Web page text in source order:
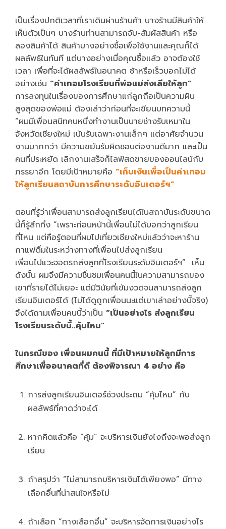
เป็นเรื่องปกติเวลาที่เราเดินผ่านร้านค้า บางร้านมีสินค้าให้
เห็นตัวเป็นๆ บางร้านท่านสามารถจับ-สัมผัสสินค้า หรือ
ลองสินค้าได้ สินค้าบางอย่างซื้อเพื่อใช้งานและคุณก็ได้
ผลลัพธ์ในทันที แต่บางอย่างเมื่อคุณซื้อแล้ว อาจต้องใช้
เวลา เพื่อที่จะได้ผลลัพธ์ในอนาคต ช้าหรือเร็วบอกไม่ได้
อย่างเช่น “ค่าเทอมโรงเรียนที่พ่อแม่ส่งเสียให้ลูก”
การลงทุนในเรื่องของการศึกษาแก่ลูกถือเป็นความฝัน
สูงสุดของพ่อแม่ ต้องเล่าว่าก่อนที่จะเขียนบทความนี้
“ผมมีเพื่อนสนิทคนหนึ่งทำงานเป็นนายช่างรับเหมาใน
จังหวัดเชียงใหม่ เน้นรับเฉพาะงานเล็กๆ แต่อาศัยจำนวน
งานมากกว่า มีความขยันรับผิดชอบต่องานดีมาก และเป็น
คนที่ประหยัด เลิกงานเสร็จก็ไลฟ์สดขายของออนไลน์กับ
ภรรยาอีก โดยมีเป้าหมายคือ “เก็บเงินเพื่อเป็นค่าเทอม
ให้ลูกเรียนสถาบันการศึกษาระดับอินเตอร์ฯ”
ตอนที่รู้ว่าเพื่อนสามารถส่งลูกเรียนได้ในสถาบันระดับขนาด
นี้ก็รู้สึกทึ่ง “เพราะก่อนหน้านี้เพื่อนไม่ได้บอกว่าลูกเรียน
ที่ไหน แต่คือรู้ตอนที่ผมไปเที่ยวเชียงใหม่แล้วว่าจะหาร้าน
กาแฟดื่มในระหว่างทางที่เพื่อนไปส่งลูกเรียน
เพื่อนไปแวะจอดรถส่งลูกที่โรงเรียนระดับอินเตอร์ฯ” เห็น
ดังนั้น ผมจึงมีความชื่นชมเพื่อนคนนี้ในความสามารถของ
เขาที่รายได้ไม่เยอะ แต่มีวินัยที่เข้มงวดจนสามารถส่งลูก
เรียนอินเตอร์ได้ (ไม่ได้ดูถูกเพื่อนนะแต่เขาเล่าอย่างนี้จริง)
จึงได้ถามเพื่อนคนนี้ว่าเป็น “เป็นอย่างไร ส่งลูกเรียน
โรงเรียนระดับนี้..คุ้มไหม"
ในกรณีของ เพื่อนผมคนนี้ ที่มีเป้าหมายให้ลูกมีการ
ศึกษาเพื่ออนาคตที่ดี ต้องพิจารณา 4 อย่าง คือ
การส่งลูกเรียนอินเตอร์ช่วงประถม “คุ้มไหม” กับ
ผลลัพธ์ที่คาดว่าจะได้
หากคิดแล้วคือ “คุ้ม” จะบริหารเงินยังไงถึงจะพอส่งลูก
เรียน
ถ้าสรุปว่า “ไม่สามารถบริหารเงินได้เพียงพอ” มีทาง
เลือกอื่นที่น่าสนใจหรือไม่
ถ้าเลือก “ทางเลือกอื่น” จะบริหารจัดการเงินอย่างไร